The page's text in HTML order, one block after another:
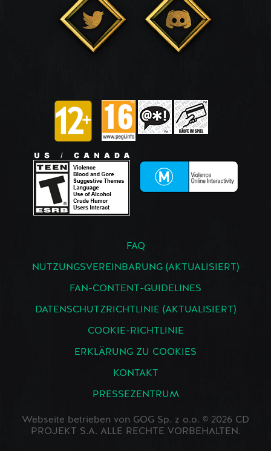
FAQ
NUTZUNGSVEREINBARUNG (AKTUALISIERT)
FAN-CONTENT-GUIDELINES
DATENSCHUTZRICHTLINIE (AKTUALISIERT)
COOKIE-RICHTLINIE
ERKLÄRUNG ZU COOKIES
KONTAKT
PRESSEZENTRUM
Webseite betrieben von GOG Sp. z o.o. © 2026 CD
PROJEKT S.A. ALLE RECHTE VORBEHALTEN.